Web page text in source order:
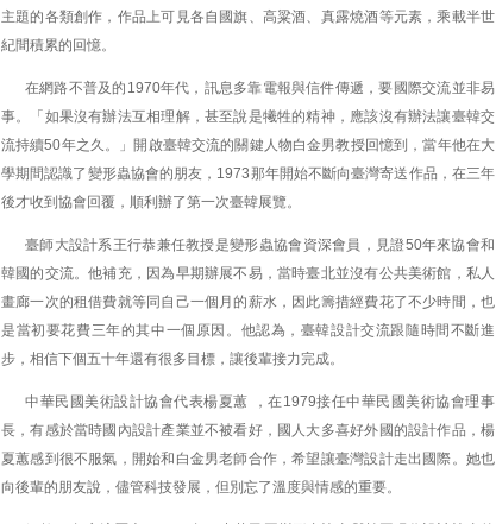
主題的各類創作，作品上可見各自國旗、高粱酒、真露燒酒等元素，乘載半世
紀間積累的回憶。
在網路不普及的1970年代，訊息多靠電報與信件傳遞，要國際交流並非易
事。「如果沒有辦法互相理解，甚至說是犧牲的精神，應該沒有辦法讓臺韓交
流持續50年之久。」開啟臺韓交流的關鍵人物白金男教授回憶到，當年他在大
學期間認識了變形蟲協會的朋友，1973那年開始不斷向臺灣寄送作品，在三年
後才收到協會回覆，順利辦了第一次臺韓展覽。
臺師大設計系王行恭兼任教授是變形蟲協會資深會員，見證50年來協會和
韓國的交流。他補充，因為早期辦展不易，當時臺北並沒有公共美術館，私人
畫廊一次的租借費就等同自己一個月的薪水，因此籌措經費花了不少時間，也
是當初要花費三年的其中一個原因。他認為，臺韓設計交流跟隨時間不斷進
步，相信下個五十年還有很多目標，讓後輩接力完成。
中華民國美術設計協會代表楊夏蕙 ，在1979接任中華民國美術協會理事
長，有感於當時國內設計產業並不被看好，國人大多喜好外國的設計作品，楊
夏蕙感到很不服氣，開始和白金男老師合作，希望讓臺灣設計走出國際。她也
向後輩的朋友說，儘管科技發展，但別忘了溫度與情感的重要。